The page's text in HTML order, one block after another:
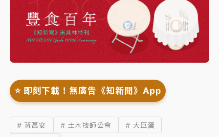
⭐️ 即刻下載！無廣告《知新聞》App
# 蔣萬安 # 土木技師公會
# 大巨蛋